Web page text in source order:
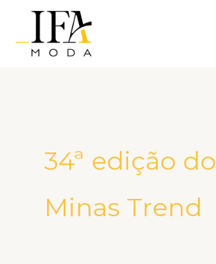
34ª edição do
Minas Trend